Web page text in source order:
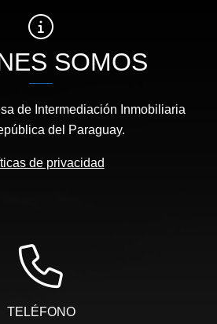
SOMOS
de Intermediación Inmobiliaria
del Paraguay.
de privacidad
TELÉFONO